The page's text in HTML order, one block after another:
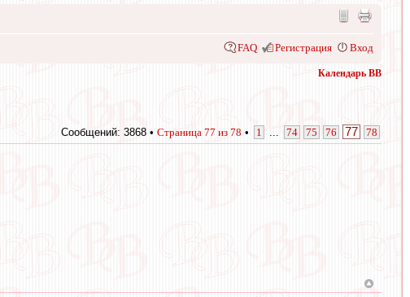
FAQ Регистрация Вход
Календарь ВВ
Сообщений: 3868 • Страница 77 из 78 • 1 74 75 76 77 78